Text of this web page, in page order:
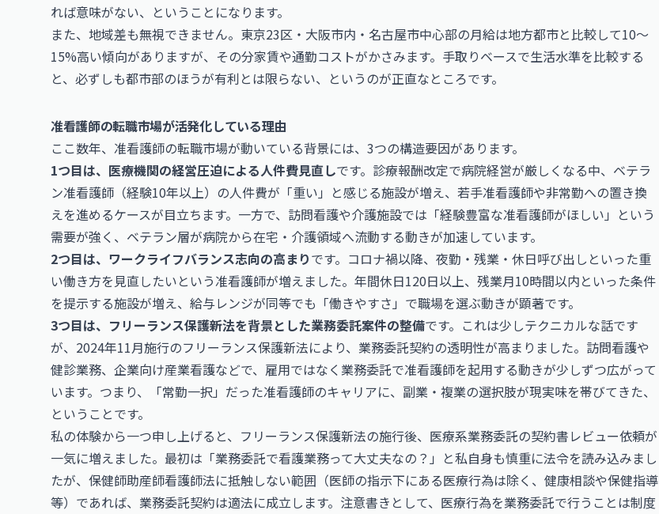
れば意味がない、ということになります。
また、地域差も無視できません。東京23区・大阪市内・名古屋市中心部の月給は地方都市と比較して10〜
15%高い傾向がありますが、その分家賃や通勤コストがかさみます。手取りベースで生活水準を比較する
と、必ずしも都市部のほうが有利とは限らない、というのが正直なところです。
准看護師の転職市場が活発化している理由
ここ数年、准看護師の転職市場が動いている背景には、3つの構造要因があります。
1つ目は、医療機関の経営圧迫による人件費見直しです。診療報酬改定で病院経営が厳しくなる中、ベテラ
ン准看護師（経験10年以上）の人件費が「重い」と感じる施設が増え、若手准看護師や非常勤への置き換
えを進めるケースが目立ちます。一方で、訪問看護や介護施設では「経験豊富な准看護師がほしい」という
需要が強く、ベテラン層が病院から在宅・介護領域へ流動する動きが加速しています。
2つ目は、ワークライフバランス志向の高まりです。コロナ禍以降、夜勤・残業・休日呼び出しといった重
い働き方を見直したいという准看護師が増えました。年間休日120日以上、残業月10時間以内といった条件
を提示する施設が増え、給与レンジが同等でも「働きやすさ」で職場を選ぶ動きが顕著です。
3つ目は、フリーランス保護新法を背景とした業務委託案件の整備です。これは少しテクニカルな話です
が、2024年11月施行のフリーランス保護新法により、業務委託契約の透明性が高まりました。訪問看護や
健診業務、企業向け産業看護などで、雇用ではなく業務委託で准看護師を起用する動きが少しずつ広がって
います。つまり、「常勤一択」だった准看護師のキャリアに、副業・複業の選択肢が現実味を帯びてきた、
ということです。
私の体験から一つ申し上げると、フリーランス保護新法の施行後、医療系業務委託の契約書レビュー依頼が
一気に増えました。最初は「業務委託で看護業務って大丈夫なの？」と私自身も慎重に法令を読み込みまし
たが、保健師助産師看護師法に抵触しない範囲（医師の指示下にある医療行為は除く、健康相談や保健指導
等）であれば、業務委託契約は適法に成立します。注意書きとして、医療行為を業務委託で行うことは制度